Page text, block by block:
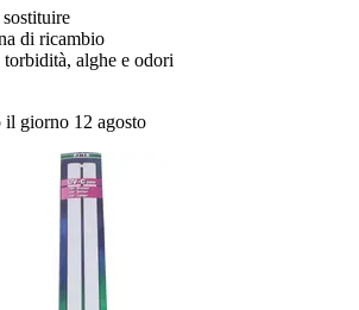
di ricambio
alghe e odori
il giorno 12 agosto